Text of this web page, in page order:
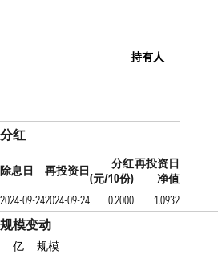
持有人
分红
除息日 再投资日
分红
(元/10份)
再投资日
净值
2024-09-242024-09-24 0.2000 1.0932
规模变动
亿
规模